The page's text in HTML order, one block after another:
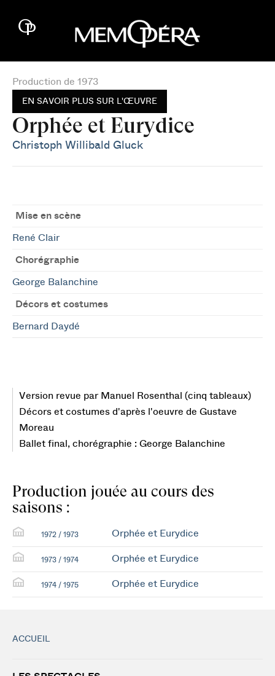
Production de 1973
EN SAVOIR PLUS SUR L'ŒUVRE
Orphée et Eurydice
Christoph Willibald Gluck
Mise en scène
René Clair
Chorégraphie
George Balanchine
Décors et costumes
Bernard Daydé
Version revue par Manuel Rosenthal (cinq tableaux)
Décors et costumes d'après l'oeuvre de Gustave
Moreau
Ballet final, chorégraphie : George Balanchine
Production jouée au cours des
saisons :
1972 / 1973 Orphée et Eurydice
1973 / 1974 Orphée et Eurydice
1974 / 1975 Orphée et Eurydice
ACCUEIL